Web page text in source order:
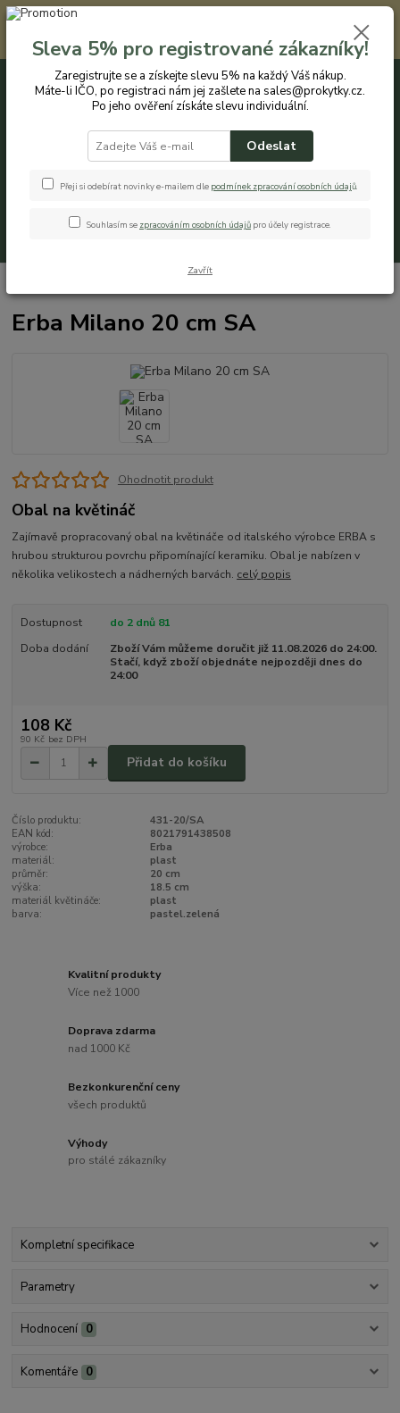
Registrovaným zákazníkům nabízíme slevu 5% na každý nákup. Máte-li
IČO, po registraci nám jej zašlete na sales@prokytky.cz. Po jeho ověření
získáte slevu individuální. Přejít na registraci →
CZK
+420 774 544 973 0ks
Erba Milano 20 cm SA
Ohodnotit produkt
Obal na květináč
Zajímavě propracovaný obal na květináče od italského výrobce ERBA s
hrubou strukturou povrchu připomínající keramiku. Obal je nabízen v
několika velikostech a nádherných barvách. celý popis
Dostupnost
do 2 dnů 81
Doba dodání
Zboží Vám můžeme doručit již 11.08.2026 do 24:00.
Stačí, když zboží objednáte nejpozději dnes do
24:00
108 Kč
90 Kč bez DPH
Přidat do košíku
Číslo produktu:
431-20/SA
EAN kód:
8021791438508
výrobce:
Erba
materiál:
plast
průměr:
20 cm
výška:
18.5 cm
materiál květináče:
plast
barva:
pastel.zelená
Kvalitní produkty
Více než 1000
Doprava zdarma
nad 1000 Kč
Bezkonkurenční ceny
všech produktů
Výhody
pro stálé zákazníky
Kompletní specifikace
Parametry
Hodnocení 0
Komentáře 0
Sleva 5% pro registrované zákazníky!
Zaregistrujte se a získejte slevu 5% na každý Váš nákup.
Máte-li IČO, po registraci nám jej zašlete na sales@prokytky.cz.
Po jeho ověření získáte slevu individuální.
Odeslat
Přeji si odebírat novinky e-mailem dle podmínek zpracování osobních údajů.
Souhlasím se zpracováním osobních údajů pro účely registrace.
Zavřít